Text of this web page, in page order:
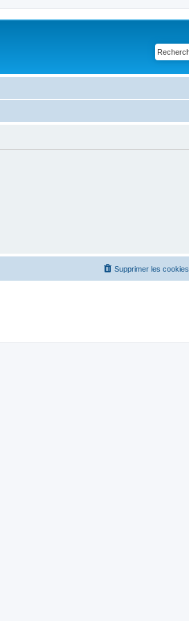
Supprimer les cookies